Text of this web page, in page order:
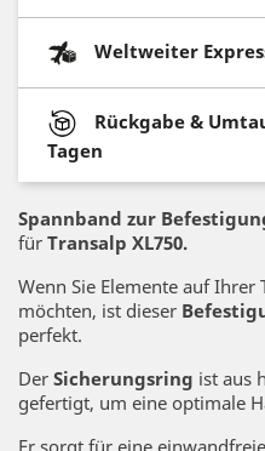
Weltweiter
Rückgabe &
Tagen
Spannband zur
für Transalp XL750.
Wenn Sie Elemente auf Ihrer
möchten, ist dieser
perfekt.
Der Sicherungsring ist aus
gefertigt, um eine optimale
Er sorgt für eine